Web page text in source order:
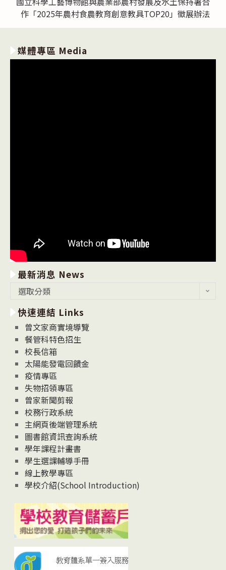
作「2025年農村食農教育創意教具TOP20」徵展辦法
媒體專區 Media
最新消息 News
消
息
News
選取分類
快速連結 Links
曾文家商實境導覽
餐管科特色招生
校長信箱
太陽能發電回饋金
疫情專區
失物招領專區
曾家新聞剪報
校務行政系統
主網頁後端管理系統
圖書館資訊查詢系統
學年課程計畫書
學生選課輔導手冊
線上教學專區
學校介紹(School Introduction)